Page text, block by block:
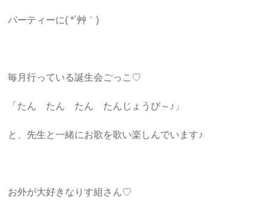
パーティーに( *´艸｀)
毎月行っている誕生会ごっこ♡
「たん たん たん たんじょうび～♪」
と、先生と一緒にお歌を歌い楽しんでいます♪
お外が大好きなりす組さん♡